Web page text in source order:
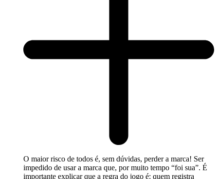
O maior risco de todos é, sem dúvidas, perder a marca! Ser
impedido de usar a marca que, por muito tempo “foi sua”. É
importante explicar que a regra do jogo é: quem registra